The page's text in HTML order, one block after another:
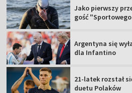
Jako pierwszy
gość
Argentyna się
dla Infantino
21-latek rozstał
duetu Polaków